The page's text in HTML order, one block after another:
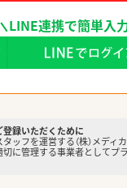
LINE連携で簡単入力
録いただくために
ッフを運営する（株）メディ
切に管理する事業者としてプ